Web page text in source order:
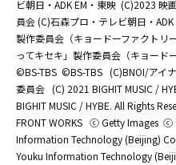
ビ朝日・ADK EM・東映 (C)2023 映
員会 (C)石森プロ・テレビ朝日・
製作委員会（キョードーファクトリ
ってキセキ」製作委員会（キョード
©BS-TBS ©BS-TBS (C)BNOI/アイ
委員会 (C) 2021 BIGHIT MUSIC /
BIGHIT MUSIC / HYBE. All Rights
FRONT WORKS ⓒ Getty Images ⓒ
Information Technology (Beijing)
Youku Information Technology